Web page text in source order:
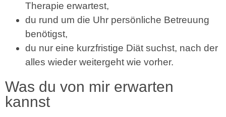
Therapie erwartest,
du rund um die Uhr persönliche Betreuung
benötigst,
du nur eine kurzfristige Diät suchst, nach der
alles wieder weitergeht wie vorher.
Was du von mir erwarten
kannst